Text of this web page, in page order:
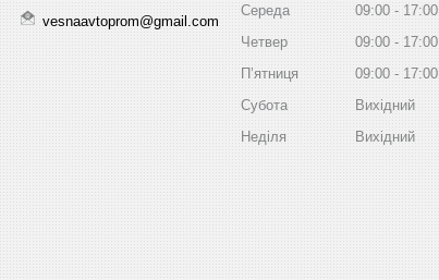
vesnaavtoprom@gmail.com
Середа
09:00
17:00
Четвер
09:00
17:00
Пʼятниця
09:00
17:00
Субота
Вихідний
Неділя
Вихідний